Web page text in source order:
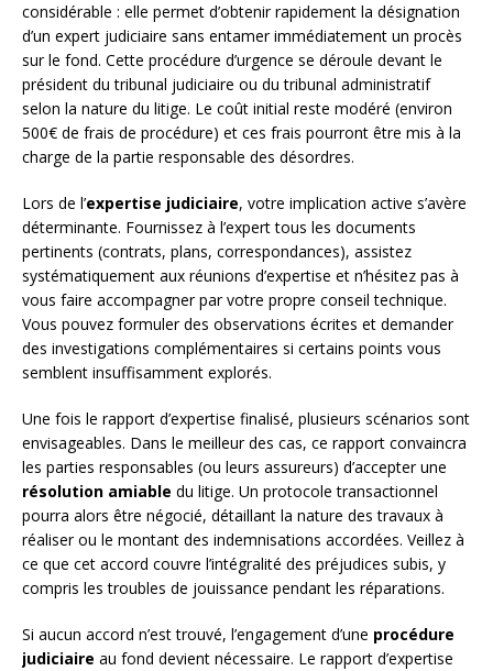
considérable : elle permet d’obtenir rapidement la désignation
d’un expert judiciaire sans entamer immédiatement un procès
sur le fond. Cette procédure d’urgence se déroule devant le
président du tribunal judiciaire ou du tribunal administratif
selon la nature du litige. Le coût initial reste modéré (environ
500€ de frais de procédure) et ces frais pourront être mis à la
charge de la partie responsable des désordres.
Lors de l’expertise judiciaire, votre implication active s’avère
déterminante. Fournissez à l’expert tous les documents
pertinents (contrats, plans, correspondances), assistez
systématiquement aux réunions d’expertise et n’hésitez pas à
vous faire accompagner par votre propre conseil technique.
Vous pouvez formuler des observations écrites et demander
des investigations complémentaires si certains points vous
semblent insuffisamment explorés.
Une fois le rapport d’expertise finalisé, plusieurs scénarios sont
envisageables. Dans le meilleur des cas, ce rapport convaincra
les parties responsables (ou leurs assureurs) d’accepter une
résolution amiable du litige. Un protocole transactionnel
pourra alors être négocié, détaillant la nature des travaux à
réaliser ou le montant des indemnisations accordées. Veillez à
ce que cet accord couvre l’intégralité des préjudices subis, y
compris les troubles de jouissance pendant les réparations.
Si aucun accord n’est trouvé, l’engagement d’une procédure
judiciaire au fond devient nécessaire. Le rapport d’expertise